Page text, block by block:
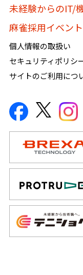
未経験からのIT/
麻雀採用イベント
個人情報の取扱い
セキュリティポリシ
サイトのご利用につ